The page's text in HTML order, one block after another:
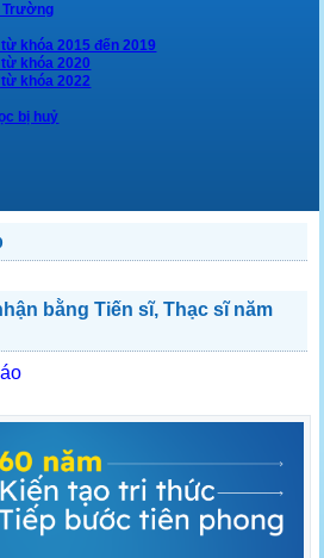
Trường
khóa 2015 đến 2019
khóa 2020
khóa 2022
bị huỷ
bằng Tiến sĩ, Thạc sĩ năm